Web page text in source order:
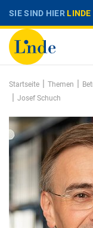
SIE SIND HIERLINDE
Startseite | Themen |
| Josef Schuch